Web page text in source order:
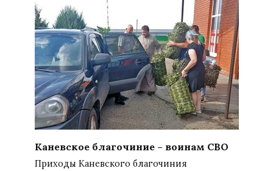
Каневское благочиние – воинам СВО
Приходы Каневского благочиния